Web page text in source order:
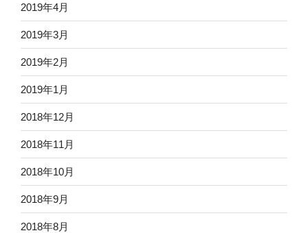
2019年4月
2019年3月
2019年2月
2019年1月
2018年12月
2018年11月
2018年10月
2018年9月
2018年8月